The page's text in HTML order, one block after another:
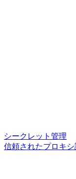
シークレット管理
信頼されたプロキシ